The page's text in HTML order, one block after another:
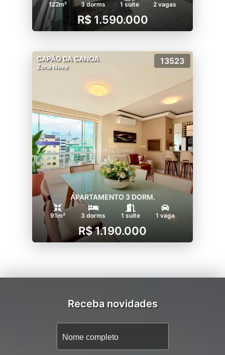
122m² 3 dorms 1 suíte 2 vagas
R$ 1.590.000
CAPÃO DA CANOA
Zona Nova
13523
APARTAMENTO 3 DORM.
91m² 3 dorms 1 suíte 1 vaga
R$ 1.190.000
Receba novidades